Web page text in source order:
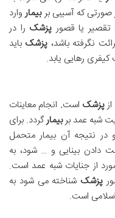
صورتی که آسیبی بربیماروارد
تقصیر یا قصور پزشک را در
نگرفته باشد، پزشک باید
رهایی یابد.
ازپزشک است. انجام معاینات
شبه عمد بربیمارگردد. برای
نتیجه آن بیمار متحمل
بینایی و … شود، به
مورد از جنایات شبه عمد است.
پزشک شناخته می شود به